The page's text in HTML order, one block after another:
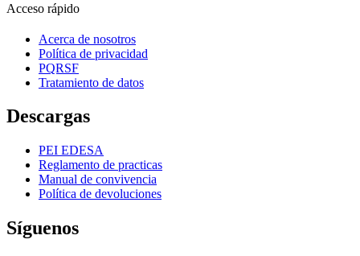
Acceso rápido
Acerca de nosotros
Política de privacidad
PQRSF
Tratamiento de datos
Descargas
PEI EDESA
Reglamento de practicas
Manual de convivencia
Política de devoluciones
Síguenos